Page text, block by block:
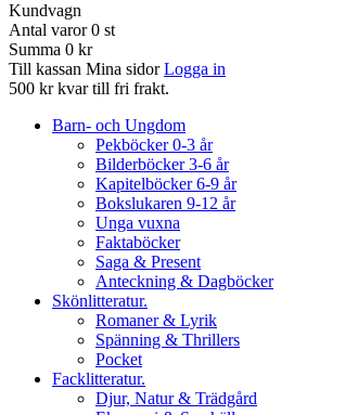
Kundvagn
Antal varor 0 st
Summa 0 kr
Till kassan Mina sidor Logga in
500 kr kvar till fri frakt.
Barn- och Ungdom
Pekböcker 0-3 år
Bilderböcker 3-6 år
Kapitelböcker 6-9 år
Bokslukaren 9-12 år
Unga vuxna
Faktaböcker
Saga & Present
Anteckning & Dagböcker
Skönlitteratur.
Romaner & Lyrik
Spänning & Thrillers
Pocket
Facklitteratur.
Djur, Natur & Trädgård